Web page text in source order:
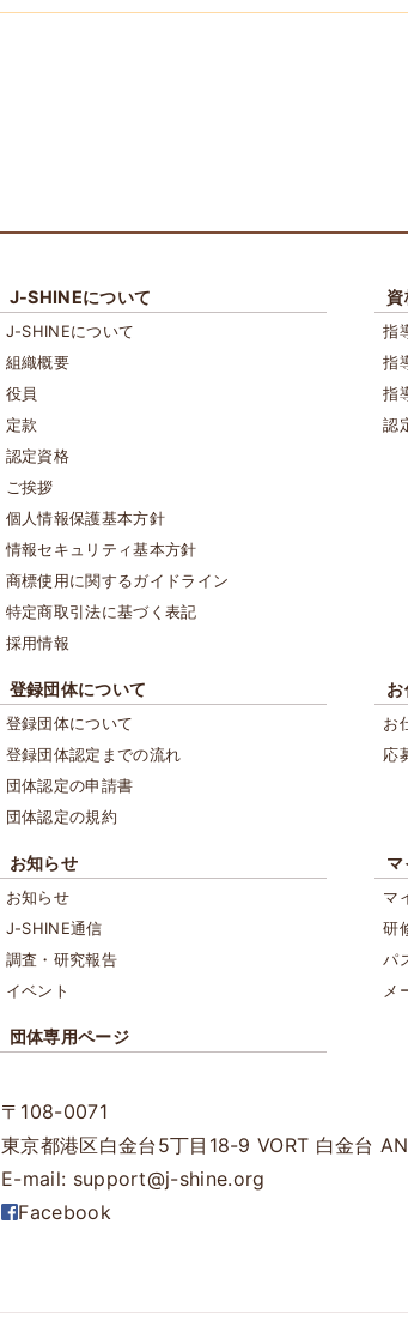
J-SHINEについて
J-SHINEについて
組織概要
役員
定款
認定資格
ご挨拶
個人情報保護基本方針
情報セキュリティ基本方針
商標使用に関するガイドライン
特定商取引法に基づく表記
採用情報
資
指
指
指
認
登録団体について
登録団体について
登録団体認定までの流れ
団体認定の申請書
団体認定の規約
お
お
応
お知らせ
お知らせ
J-SHINE通信
調査・研究報告
イベント
マ
マ
研
パ
メ
団体専用ページ
〒108-0071
東京都港区白金台5丁目18-9VORT 白金台
E-mail: support@j-shine.org
Facebook